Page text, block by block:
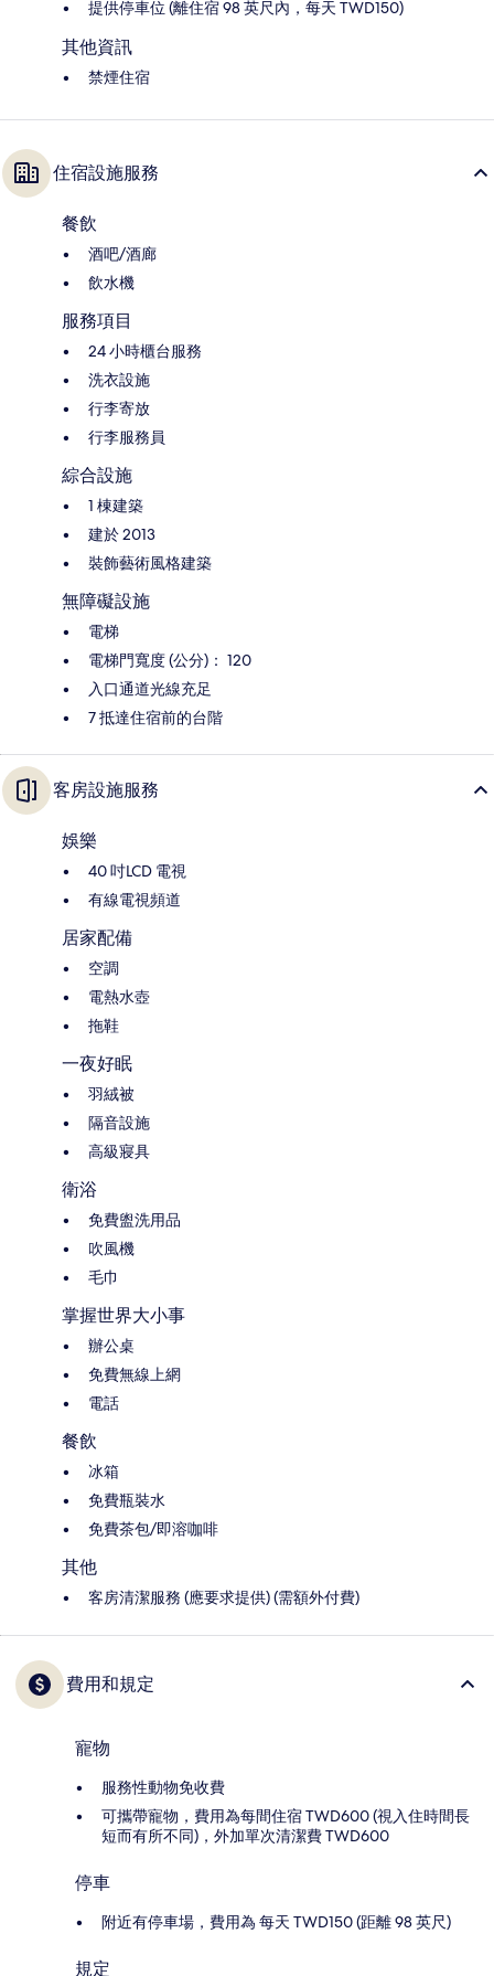
提供停車位 (離住宿 98 英尺內，每天 TWD150)
其他資訊
禁煙住宿
住宿設施服務
餐飲
酒吧/酒廊
飲水機
服務項目
24 小時櫃台服務
洗衣設施
行李寄放
行李服務員
綜合設施
1 棟建築
建於 2013
裝飾藝術風格建築
無障礙設施
電梯
電梯門寬度 (公分)： 120
入口通道光線充足
7 抵達住宿前的台階
客房設施服務
娛樂
40 吋LCD 電視
有線電視頻道
居家配備
空調
電熱水壺
拖鞋
一夜好眠
羽絨被
隔音設施
高級寢具
衛浴
免費盥洗用品
吹風機
毛巾
掌握世界大小事
辦公桌
免費無線上網
電話
餐飲
冰箱
免費瓶裝水
免費茶包/即溶咖啡
其他
客房清潔服務 (應要求提供) (需額外付費)
費用和規定
寵物
服務性動物免收費
可攜帶寵物，費用為每間住宿 TWD600 (視入住時間長
短而有所不同)，外加單次清潔費 TWD600
停車
附近有停車場，費用為 每天 TWD150 (距離 98 英尺)
規定